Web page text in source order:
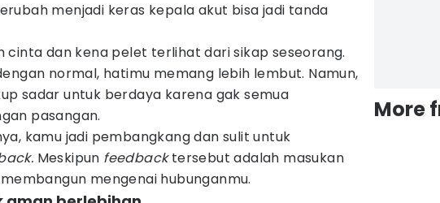
menjadi keras kepala akut bisa jadi tanda
cinta dan kena pelet terlihat dari sikap seseorang.
normal, hatimu memang lebih lembut. Namun,
sadar untuk berdaya karena gak semua
pasangan.
kamu jadi pembangkang dan sulit untuk
Meskipun feedbacktersebut adalah masukan
mengenai hubunganmu.
More